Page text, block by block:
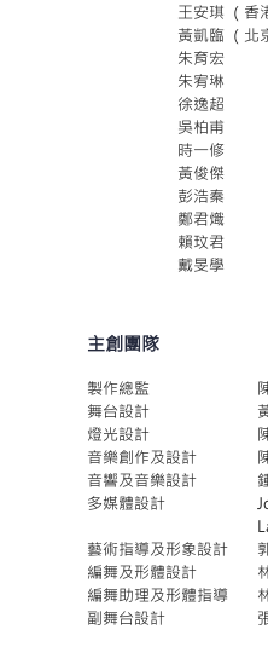
王安琪 （香
黃凱臨 （北
朱育宏
朱宥琳
徐逸超
吳柏甫
時一修
黃俊傑
彭浩秦
鄭君熾
賴玟君
戴旻學
主創團隊
製作總監
舞台設計
燈光設計
音樂創作及設計
音響及音樂設計
多媒體設計
藝術指導及形象設計
編舞及形體設計
編舞助理及形體指導
副舞台設計